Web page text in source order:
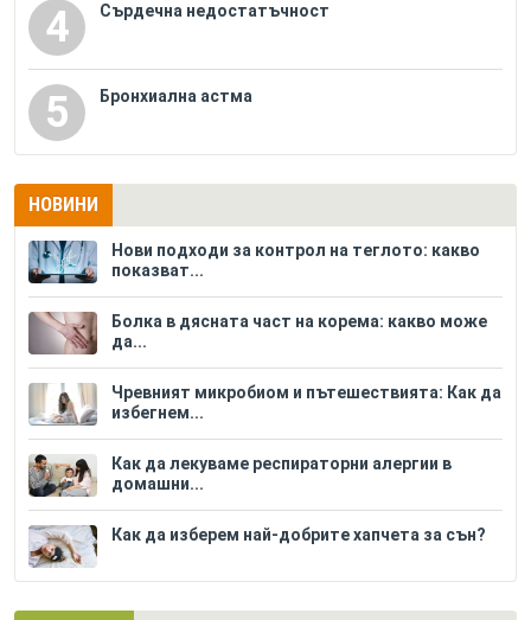
4 Сърдечна недостатъчност
5 Бронхиална астма
НОВИНИ
Нови подходи за контрол на теглото: какво
показват...
Болка в дясната част на корема: какво може
да...
Чревният микробиом и пътешествията: Как да
избегнем...
Как да лекуваме респираторни алергии в
домашни...
Как да изберем най-добрите хапчета за сън?